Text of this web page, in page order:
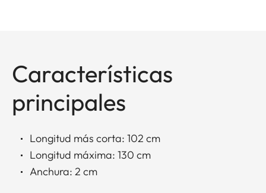
Características
principales
Longitud más corta: 102 cm
Longitud máxima: 130 cm
Anchura: 2 cm